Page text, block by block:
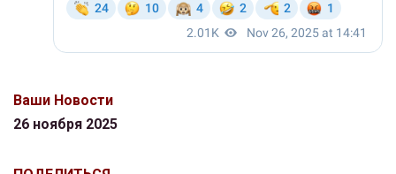
Ваши Новости
26 ноября 2025